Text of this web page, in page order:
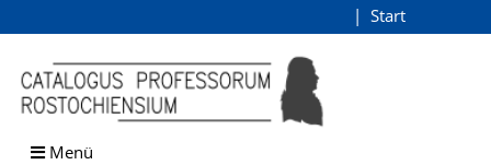
Browsen
direkt zum Inhalt
Start
Menü